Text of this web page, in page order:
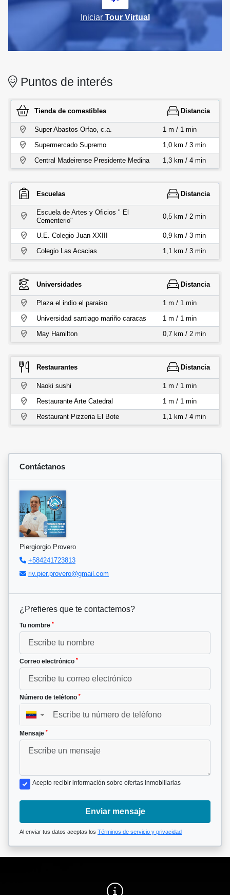
Iniciar Tour Virtual
Puntos de interés
Tienda de comestibles Distancia
Super Abastos Orfao, c.a.
1 m / 1 min
Supermercado Supremo
1,0 km / 3 min
Central Madeirense Presidente Medina
1,3 km / 4 min
Escuelas Distancia
Escuela de Artes y Oficios " El
Cementerio"
0,5 km / 2 min
U.E. Colegio Juan XXIII
0,9 km / 3 min
Colegio Las Acacias
1,1 km / 3 min
Universidades Distancia
Plaza el indio el paraiso
1 m / 1 min
Universidad santiago mariño caracas
1 m / 1 min
May Hamilton
0,7 km / 2 min
Restaurantes Distancia
Naoki sushi
1 m / 1 min
Restaurante Arte Catedral
1 m / 1 min
Restaurant Pizzeria El Bote
1,1 km / 4 min
Contáctanos
Piergiorgio Provero
+584241723813
riv.pier.provero@gmail.com
¿Prefieres que te contactemos?
Tu nombre *
Correo electrónico *
Número de teléfono *
▼
Mensaje *
Acepto recibir información sobre ofertas inmobiliarias
Enviar mensaje
Al enviar tus datos aceptas los Términos de servicio y privacidad